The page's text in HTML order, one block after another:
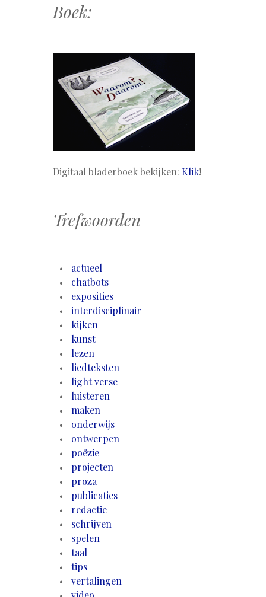
Boek:
Digitaal bladerboek bekijken: Klik!
Trefwoorden
actueel
chatbots
exposities
interdisciplinair
kijken
kunst
lezen
liedteksten
light verse
luisteren
maken
onderwijs
ontwerpen
poëzie
projecten
proza
publicaties
redactie
schrijven
spelen
taal
tips
vertalingen